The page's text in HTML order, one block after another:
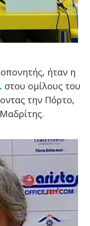
ήταν η
στου ομίλους του
την Πόρτο,